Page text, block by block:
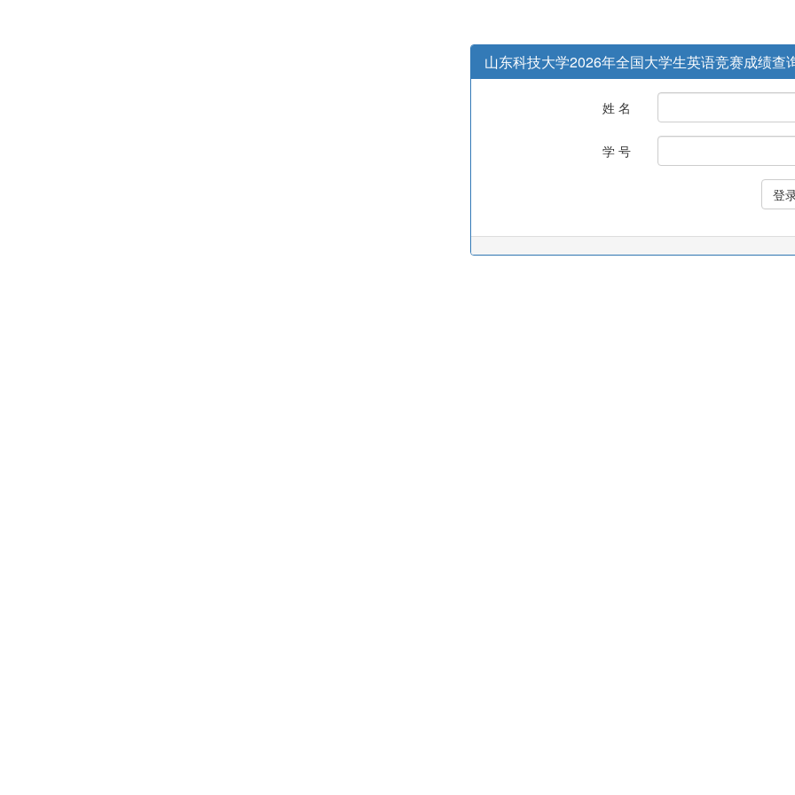
山东科技大学2026年全国大学生英语竞赛成绩查
姓 名
学 号